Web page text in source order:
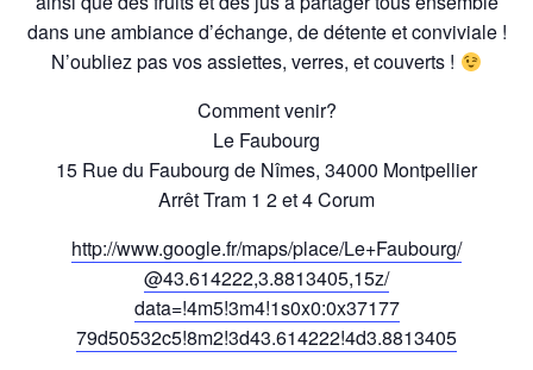
dans une ambiance d’échange, de détente et conviviale !
N’oubliez pas vos assiettes, verres, et couverts !
Comment venir?
Le Faubourg
15 Rue du Faubourg de Nîmes, 34000 Montpellier
Arrêt Tram 1 2 et 4 Corum
http://www.google.fr/maps/place/Le+Faubourg/
@43.614222,3.8813405,15z/
data=!4m5!3m4!1s0x0:0x37177
79d50532c5!8m2!3d43.614222!4d3.8813405